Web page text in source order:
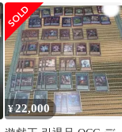
セット
¥22,000